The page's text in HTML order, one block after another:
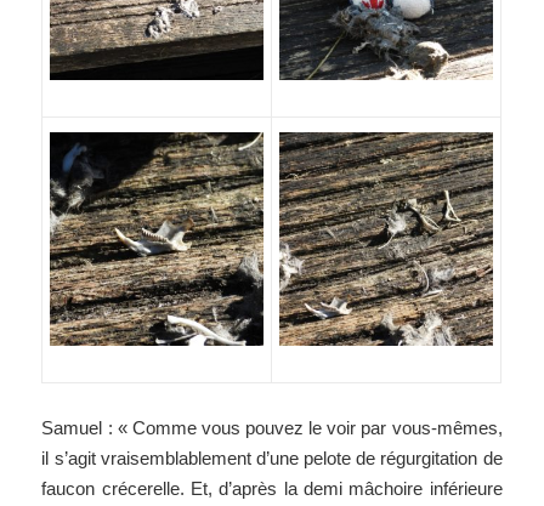
Samuel : « Comme vous pouvez le voir par vous-mêmes,
il s’agit vraisemblablement d’une pelote de régurgitation de
faucon crécerelle. Et, d’après la demi mâchoire inférieure